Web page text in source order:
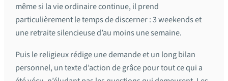
même si la vie ordinaire continue, il prend
particulièrement le temps de discerner : 3 weekends et
une retraite silencieuse d’au moins une semaine.
Puis le religieux rédige une demande et un long bilan
personnel, un texte d’action de grâce pour tout ce qui a